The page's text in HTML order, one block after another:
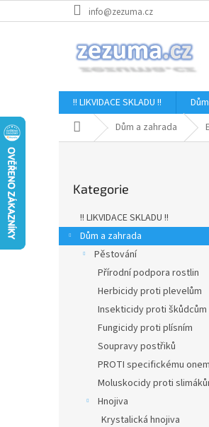
na
info@zezuma.cz
!! LIKVIDACE SKLADU !!
Domů Dům a zahrada
a
n
kategorie
Kategorie
!! LIKVIDACE SKLADU !!
Dům a zahrada
Pěstování
Přírodní podpora rostlin
Herbicidy proti plevelům
Insekticidy proti škůdcům
Fungicidy proti plísním
Soupravy postřiků
PROTI specifickému
Moluskocidy proti
Hnojiva
Krystalická hnojiva